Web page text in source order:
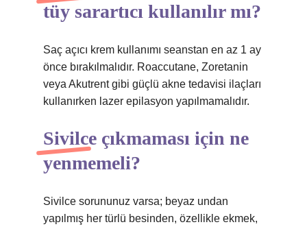
tüy sarartıcı kullanılır mı?
Saç açıcı krem ​​kullanımı seanstan en az 1 ay
önce bırakılmalıdır. Roaccutane, Zoretanin
veya Akutrent gibi güçlü akne tedavisi ilaçları
kullanırken lazer epilasyon yapılmamalıdır.
Sivilce çıkmaması için ne
yenmemeli?
Sivilce sorununuz varsa; beyaz undan
yapılmış her türlü besinden, özellikle ekmek,